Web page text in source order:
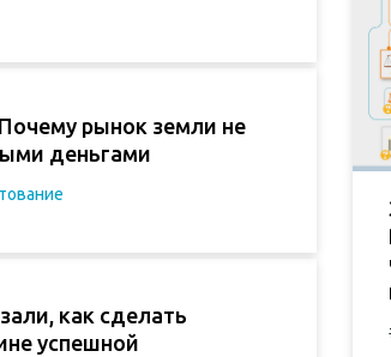
рынок земли не
деньгами
как сделать
успешной